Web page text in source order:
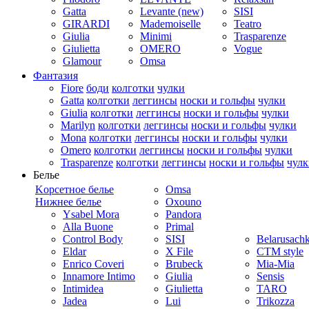
Gatta
GIRARDI
Giulia
Giulietta
Glamour
Levante (new)
Mademoiselle
Minimi
OMERO
Omsa
SISI
Teatro
Trasparenze
Vogue
Фантазия
Fiore боди колготки чулки
Gatta колготки леггинсы носки и гольфы чулки
Giulia колготки леггинсы носки и гольфы чулки
Marilyn колготки леггинсы носки и гольфы чулки
Mona колготки леггинсы носки и гольфы чулки
Omero колготки леггинсы носки и гольфы чулки
Trasparenze колготки леггинсы носки и гольфы
Белье
Kорсетное белье
Нижнее белье
Ysabel Mora
Alla Buone
Control Body
Eldar
Enrico Coveri
Innamore Intimo
Intimidea
Jadea
Omsa
Oxouno
Pandora
Primal
SISI
X File
Brubeck
Giulia
Giulietta
Lui
CTM style
Mia-Mia
Sensis
TARO
Trikozza